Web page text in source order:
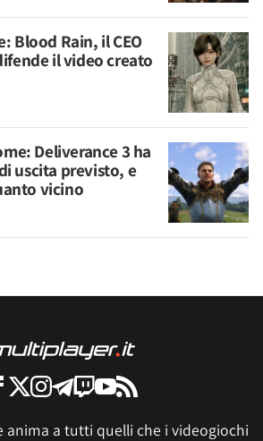
Blood Rain, il CEO
il video creato
Deliverance 3 ha
uscita previsto, e
vicino
anima a tutti quelli che i videogiochi